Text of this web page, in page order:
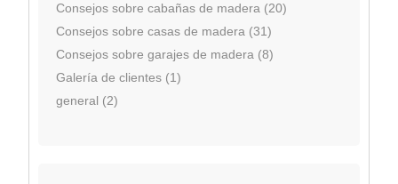
Consejos sobre cabañas de madera (20)
Consejos sobre casas de madera (31)
Consejos sobre garajes de madera (8)
Galería de clientes (1)
general (2)